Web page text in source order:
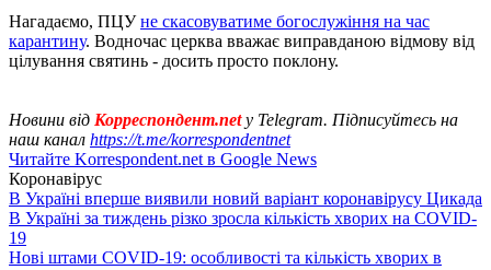
Нагадаємо, ПЦУне скасовуватиме богослужіння на час
карантину. Водночас церква вважає виправданою відмову від
цілування святинь - досить просто поклону.
Новини від Корреспондент.netу Telegram. Підписуйтесь на
наш канал https://t.me/korrespondentnet
Читайте Korrespondent.net в Google News
Коронавірус
В Україні вперше виявили новий варіант коронавірусу Цикада
В Україні за тиждень різко зросла кількість хворих на COVID-
19
Нові штами COVID-19: особливості та кількість хворих в